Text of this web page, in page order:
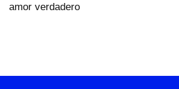
amor verdadero